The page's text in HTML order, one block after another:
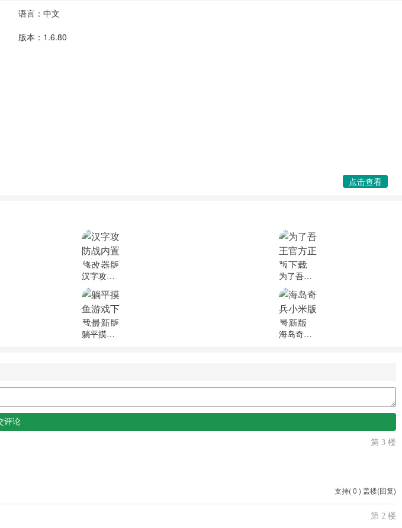
语言：中文
版本：1.6.80
点击查看
汉字攻防战内置修改器版下载 为了吾王官方正版下载
躺平摸鱼游戏下载最新版本 海岛奇兵小米版最新版
第 3 楼
支持(0 ) 盖楼(回复)
第 2 楼